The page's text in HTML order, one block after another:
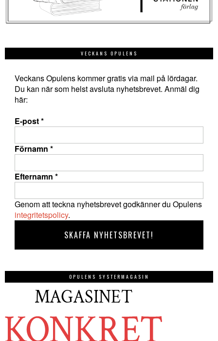
VECKANS OPULENS
Veckans Opulens kommer gratis via mail på lördagar.
Du kan när som helst avsluta nyhetsbrevet. Anmäl dig
här:
E-post*
Förnamn *
Efternamn *
Genom att teckna nyhetsbrevet godkänner du Opulens
integritetspolicy.
OPULENS SYSTERMAGASIN